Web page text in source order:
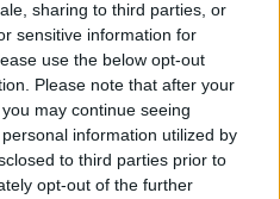
sharing to third parties, or
sensitive information for
use the below opt-out
Please note that after your
may continue seeing
information utilized by
to third parties prior to
opt-out of the further
na Příbramsku nabízí
Horší voda je jen na